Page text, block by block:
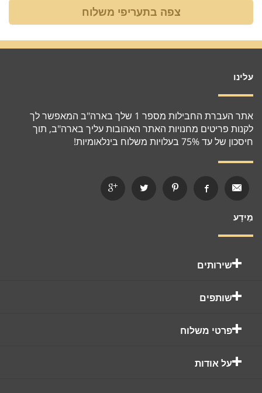
עלינו
אתר העברת החבילות מספר 1 שלך בארה"ב המאפשר לך
לקנות פריטים מחנויות האתר האהובות עליך בארה"ב, תוך
חיסכון של עד 75% בעלויות משלוח בינלאומיות!
מֵידָע
שירותים
שותפים
פרטי משלוח
על אודות